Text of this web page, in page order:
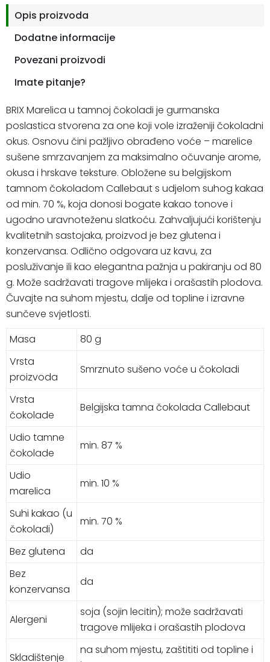
Opis proizvoda
Dodatne informacije
Povezani proizvodi
Imate pitanje?
BRIX Marelica u tamnoj čokoladi je gurmanska
poslastica stvorena za one koji vole izraženiji čokoladni
okus. Osnovu čini pažljivo obrađeno voće – marelice
sušene smrzavanjem za maksimalno očuvanje arome,
okusa i hrskave teksture. Obložene su belgijskom
tamnom čokoladom Callebaut s udjelom suhog kakaa
od min. 70 %, koja donosi bogate kakao tonove i
ugodno uravnoteženu slatkoću. Zahvaljujući korištenju
kvalitetnih sastojaka, proizvod je bez glutena i
konzervansa. Odlično odgovara uz kavu, za
posluživanje ili kao elegantna pažnja u pakiranju od 80
g. Može sadržavati tragove mlijeka i orašastih plodova.
Čuvajte na suhom mjestu, dalje od topline i izravne
sunčeve svjetlosti.
Masa
80 g
Vrsta
proizvoda
Smrznuto sušeno voće u čokoladi
Vrsta
čokolade
Belgijska tamna čokolada Callebaut
Udio tamne
čokolade
min. 87 %
Udio
marelica
min. 10 %
Suhi kakao (u
čokoladi)
min. 70 %
Bez glutena
da
Bez
konzervansa
da
Alergeni
soja (sojin lecitin); može sadržavati
tragove mlijeka i orašastih plodova
Skladištenje
na suhom mjestu, zaštititi od topline i